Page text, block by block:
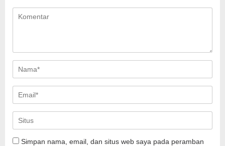
Simpan nama, email, dan situs web saya pada peramban